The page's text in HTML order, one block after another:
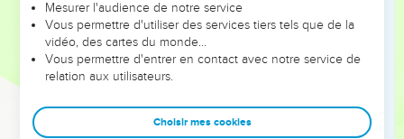
en s’égarant eux-mêmes.
Quant à toi, tiens ferme dans ce que tu as appris et
reconnu comme certain, sachant de qui tu l'as appris.
15
peuvent te rendre sage en vue du salut par la foi en Jésus-
Christ.
Mesurer l'audience de notre service
Vous permettre d'utiliser des services tiers tels que de la
vidéo, des cartes du monde…
Vous permettre d'entrer en contact avec notre service de
relation aux utilisateurs.
Choisir mes cookies